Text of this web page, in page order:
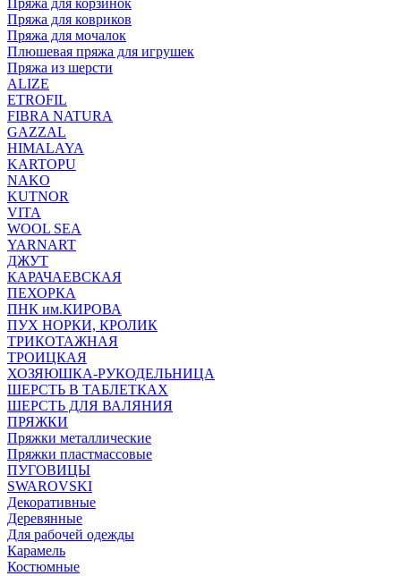
Пряжа для корзинок
Пряжа для ковриков
Пряжа для мочалок
Плюшевая пряжа для игрушек
Пряжа из шерсти
ALIZE
ETROFIL
FIBRA NATURA
GAZZAL
HIMALAYA
KARTOPU
NAKO
KUTNOR
VITA
WOOL SEA
YARNART
ДЖУТ
КАРАЧАЕВСКАЯ
ПЕХОРКА
ПНК им.КИРОВА
ПУХ НОРКИ, КРОЛИК
ТРИКОТАЖНАЯ
ТРОИЦКАЯ
ХОЗЯЮШКА-РУКОДЕЛЬНИЦА
ШЕРСТЬ В ТАБЛЕТКАХ
ШЕРСТЬ ДЛЯ ВАЛЯНИЯ
ПРЯЖКИ
Пряжки металлические
Пряжки пластмассовые
ПУГОВИЦЫ
SWAROVSKI
Декоративные
Деревянные
Для рабочей одежды
Карамель
Костюмные